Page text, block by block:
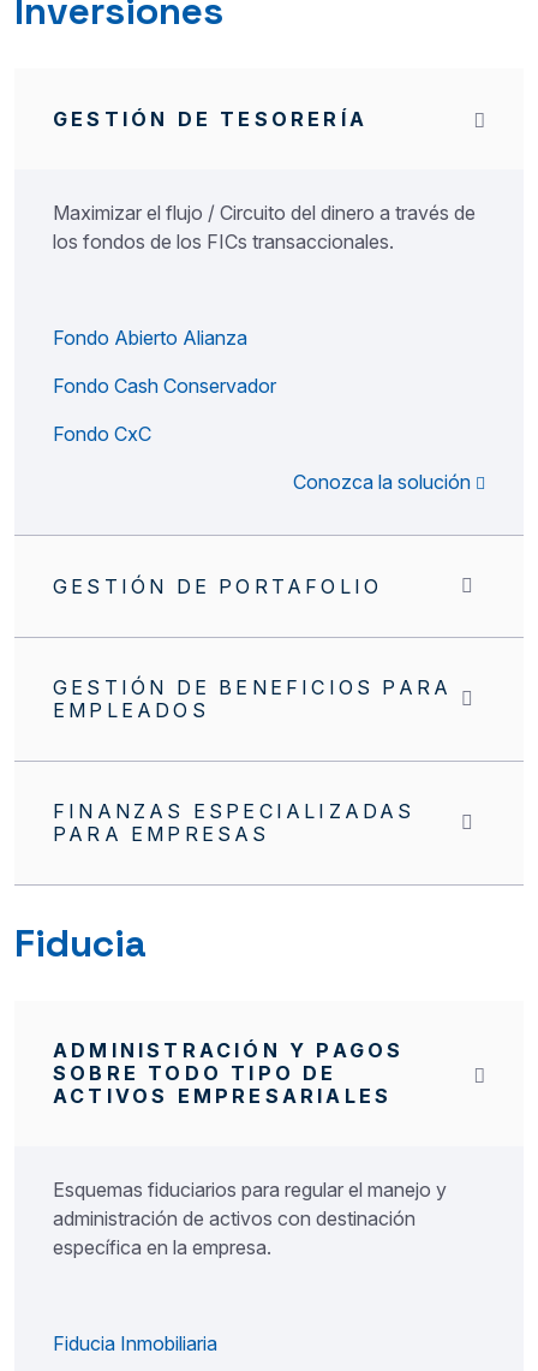
Inversiones
GESTIÓN DE TESORERÍA
Maximizar el flujo / Circuito del dinero a través de
los fondos de los FICs transaccionales.
Fondo Abierto Alianza
Fondo Cash Conservador
Fondo CxC
Conozca la solución
GESTIÓN DE PORTAFOLIO
GESTIÓN DE BENEFICIOS PARA
EMPLEADOS
FINANZAS ESPECIALIZADAS
PARA EMPRESAS
Fiducia
ADMINISTRACIÓN Y PAGOS
SOBRE TODO TIPO DE
ACTIVOS EMPRESARIALES
Esquemas fiduciarios para regular el manejo y
administración de activos con destinación
específica en la empresa.
Fiducia Inmobiliaria